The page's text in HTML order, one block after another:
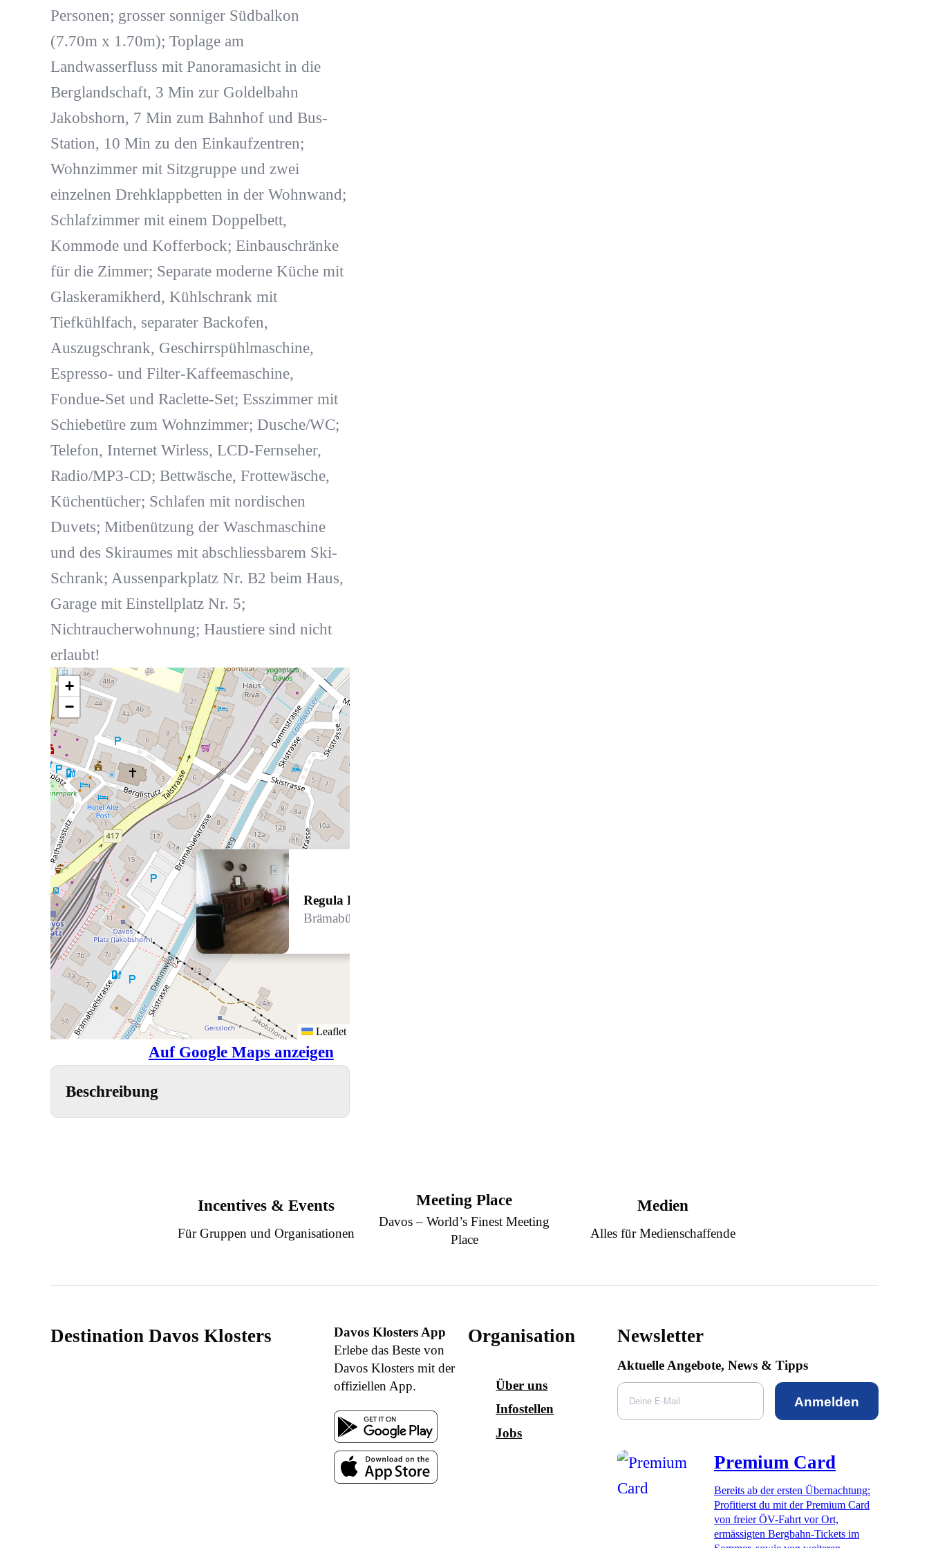
Personen; grosser sonniger Südbalkon
(7.70m x 1.70m); Toplage am
Landwasserfluss mit Panoramasicht in die
Berglandschaft, 3 Min zur Goldelbahn
Jakobshorn, 7 Min zum Bahnhof und Bus-
Station, 10 Min zu den Einkaufzentren;
Wohnzimmer mit Sitzgruppe und zwei
einzelnen Drehklappbetten in der Wohnwand;
Schlafzimmer mit einem Doppelbett,
Kommode und Kofferbock; Einbauschränke
für die Zimmer; Separate moderne Küche mit
Glaskeramikherd, Kühlschrank mit
Tiefkühlfach, separater Backofen,
Auszugschrank, Geschirrspühlmaschine,
Espresso- und Filter-Kaffeemaschine,
Fondue-Set und Raclette-Set; Esszimmer mit
Schiebetüre zum Wohnzimmer; Dusche/WC;
Telefon, Internet Wirless, LCD-Fernseher,
Radio/MP3-CD; Bettwäsche, Frottewäsche,
Küchentücher; Schlafen mit nordischen
Duvets; Mitbenützung der Waschmaschine
und des Skiraumes mit abschliessbarem Ski-
Schrank; Aussenparkplatz Nr. B2 beim Haus,
Garage mit Einstellplatz Nr. 5;
Nichtraucherwohnung; Haustiere sind nicht
erlaubt!
Regula B2
Brämabüelstrasse 6, 7270 Davos Platz
+
−
Leaflet
Auf Google Maps anzeigen
Beschreibung
Incentives & Events
Für Gruppen und Organisationen
Meeting Place
Davos – World’s Finest Meeting
Place
Medien
Alles für Medienschaffende
Destination Davos Klosters
Davos Klosters App
Erlebe das Beste von
Davos Klosters mit der
offiziellen App.
Organisation
Über uns
Infostellen
Jobs
Newsletter
Aktuelle Angebote, News & Tipps
Anmelden
Premium Card
Bereits ab der ersten Übernachtung:
Profitierst du mit der Premium Card
von freier ÖV-Fahrt vor Ort,
ermässigten Bergbahn-Tickets im